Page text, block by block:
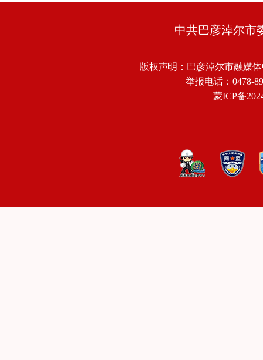
中共巴彦淖尔市
版权声明：巴彦淖尔市融媒
举报电话：0478-
蒙ICP备